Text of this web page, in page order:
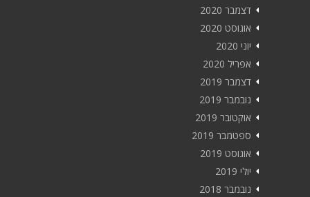
דצמבר 2020
אוגוסט 2020
יוני 2020
אפריל 2020
דצמבר 2019
נובמבר 2019
אוקטובר 2019
ספטמבר 2019
אוגוסט 2019
יולי 2019
נובמבר 2018